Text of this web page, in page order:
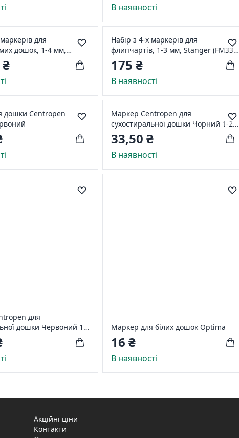
В наявності
для
дошок, 1-4 мм,
накінечник Stanger
Набір з 4-х маркерів для
флипчартів, 1-3 мм, Stanger (FM335-
713004)
175 ₴
В наявності
дошки Centropen
Маркер Centropen для
сухостиральної дошки Чорний 1-2
мм
33,50 ₴
В наявності
для
дошки Червоний 1-
Маркер для білих дошок Optima
16 ₴
В наявності
Акційні ціни
Контакти